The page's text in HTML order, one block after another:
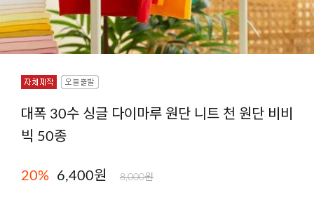
대폭 30수 싱글 다이마루 원단 니트 천 원단 비비
빅 50종
20% 6,400원 8,000원